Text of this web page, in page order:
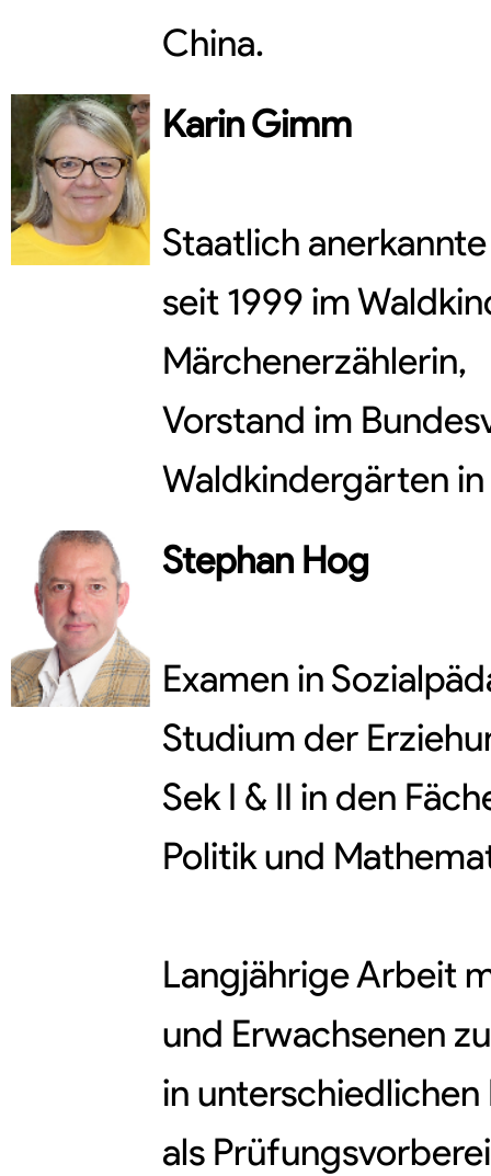
China.
KarinGimm
Staatlich
seit 1999 im
Märchenerzählerin,
Vorstand im
Waldkindergärten
Stephan Hog
Examen in
Studium der
Sek I & II in den
Politik und
Langjährige Arbeit
und Erwachsenen
in
als